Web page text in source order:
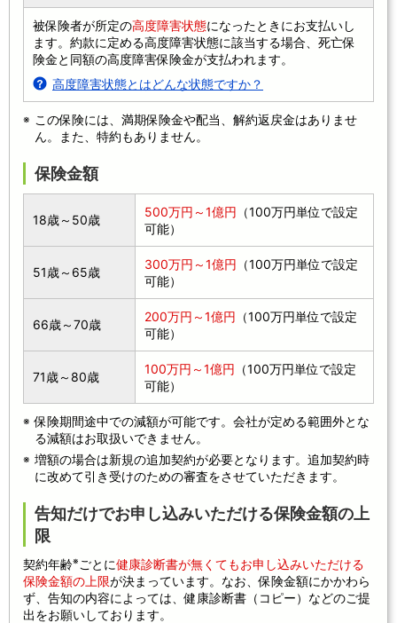
被保険者が所定の高度障害状態になったときにお支払いし
ます。約款に定める高度障害状態に該当する場合、死亡保
険金と同額の高度障害保険金が支払われます。
高度障害状態とはどんな状態ですか？
この保険には、満期保険金や配当、解約返戻金はありませ
ん。また、特約もありません。
保険金額
18歳～50歳
500万円～1億円 （100万円単位で設定
可能）
51歳～65歳
300万円～1億円 （100万円単位で設定
可能）
66歳～70歳
200万円～1億円 （100万円単位で設定
可能）
71歳～80歳
100万円～1億円 （100万円単位で設定
可能）
保険期間途中での減額が可能です。会社が定める範囲外とな
る減額はお取扱いできません。
増額の場合は新規の追加契約が必要となります。追加契約時
に改めて引き受けのための審査をさせていただきます。
告知だけでお申し込みいただける保険金額の上
限
契約年齢※ ごとに健康診断書が無くてもお申し込みいただける
保険金額の上限が決まっています。なお、保険金額にかかわら
ず、告知の内容によっては、健康診断書（コピー）などのご提
出をお願いしております。